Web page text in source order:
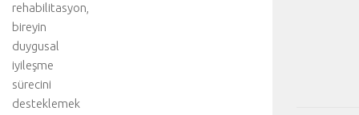
rehabilitasyon,
bireyin
duygusal
iyileşme
sürecini
desteklemek